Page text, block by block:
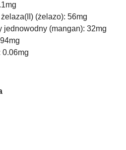
(żelazo): 56mg
jednowodny (mangan): 32mg
0.06mg